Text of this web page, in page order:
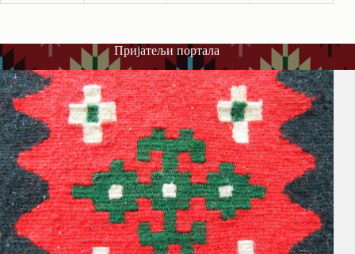
Пријатељи портала